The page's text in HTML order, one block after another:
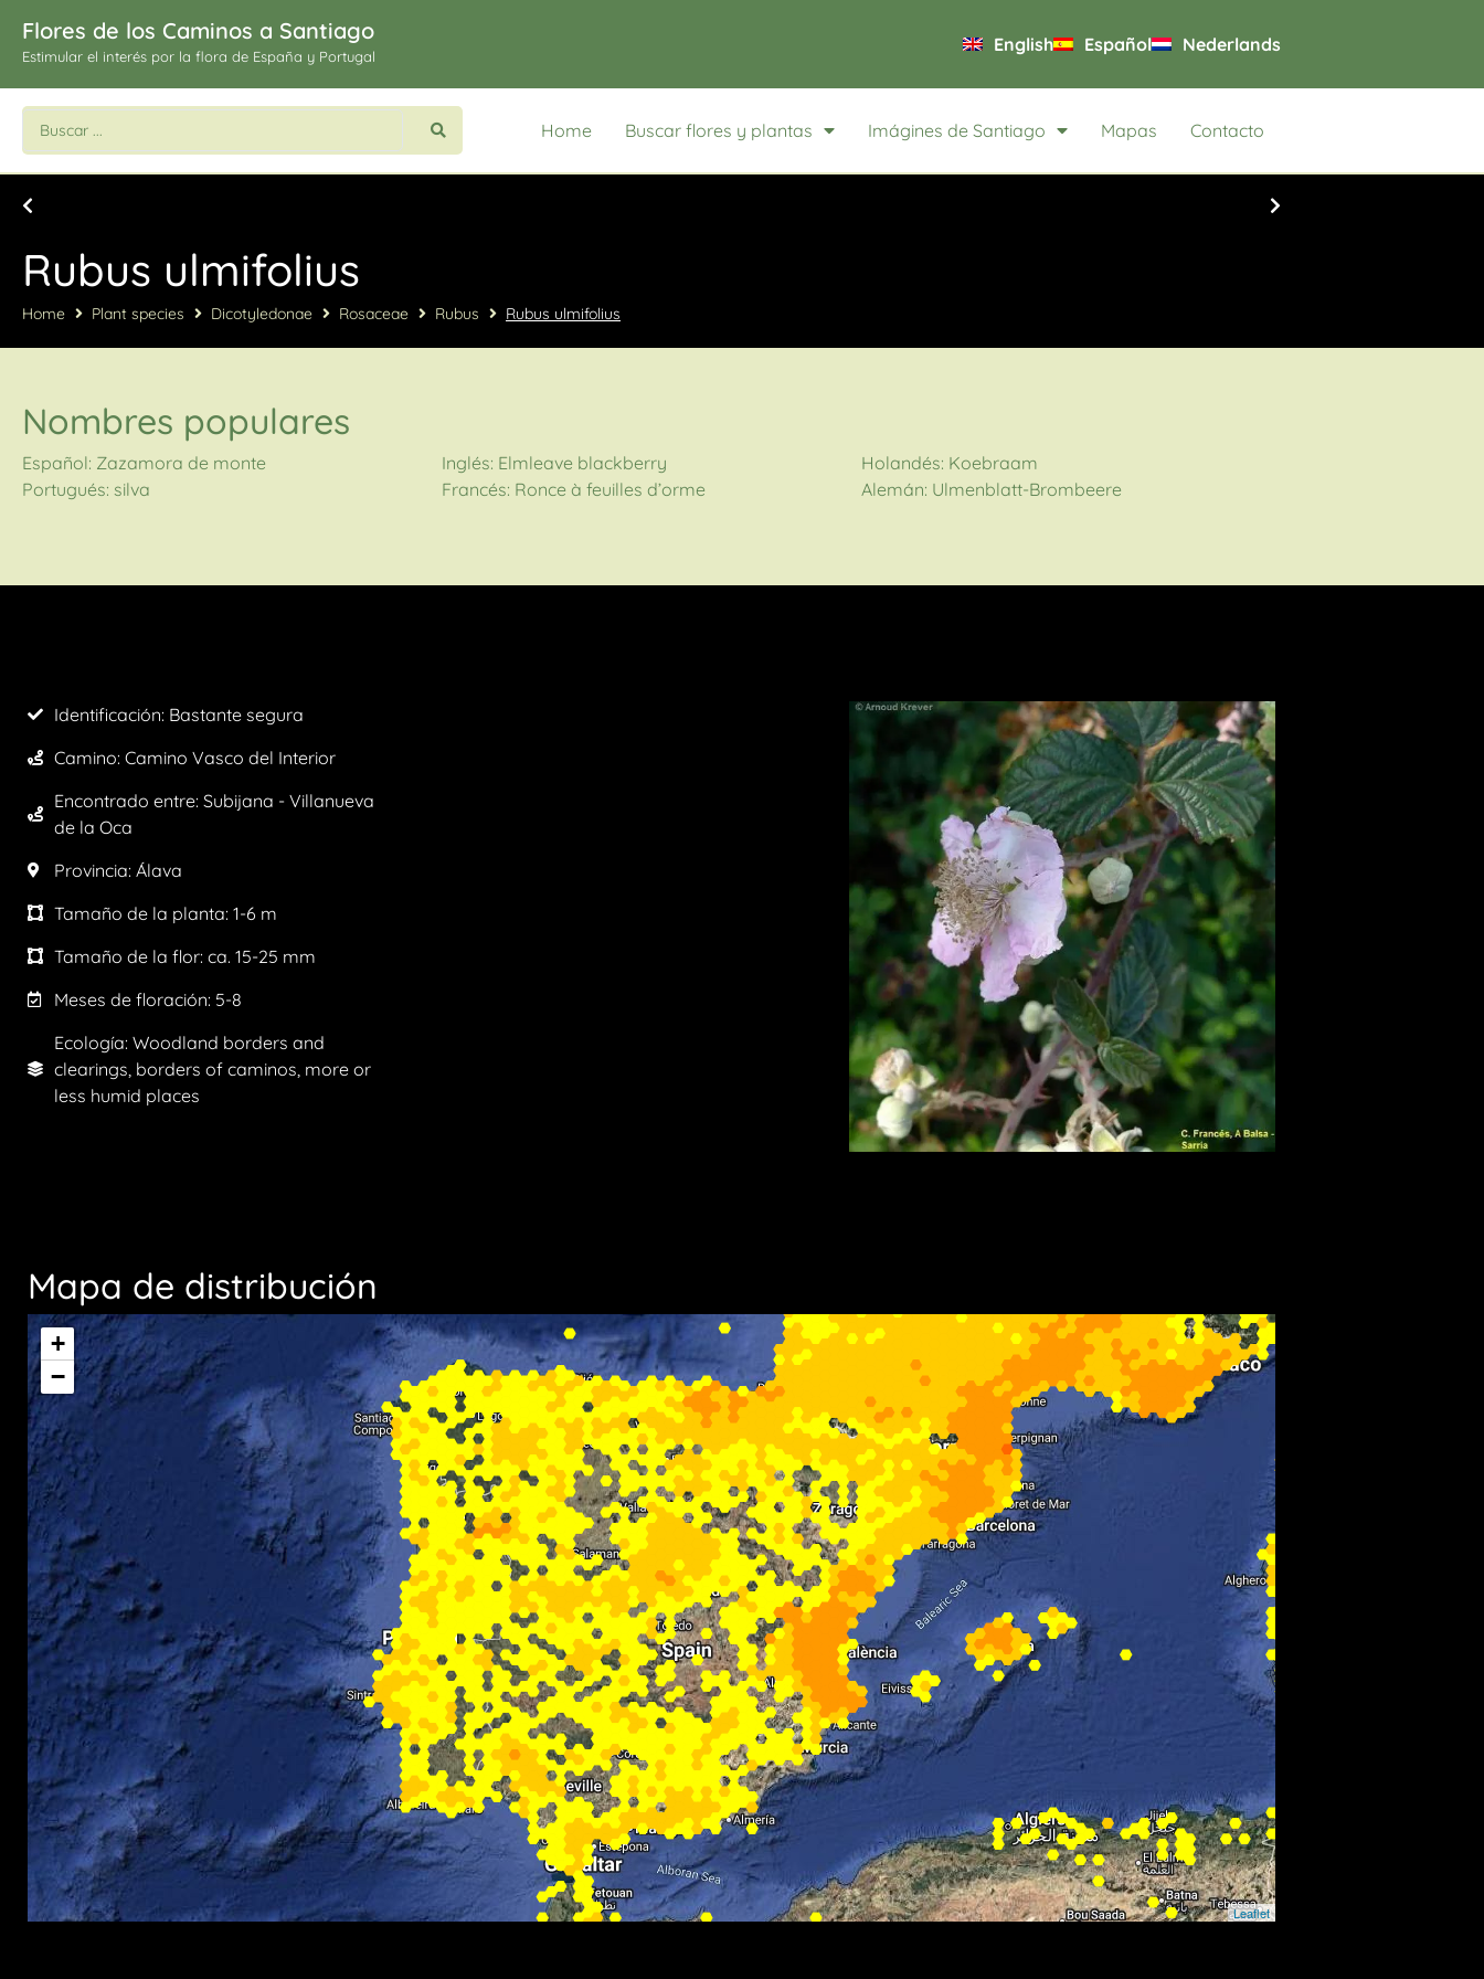
Flores de los Caminos a Santiago
Estimular el interés por la flora de España y Portugal
English Español Nederlands
Home Buscar flores y plantas Imágines de Santiago Mapas Contacto
Rubus ulmifolius
Home Plant species Dicotyledonae Rosaceae Rubus Rubus ulmifolius
Nombres populares
Español: Zazamora de monte Inglés: Elmleave blackberry
Holandés: Koebraam
Portugués: silva
Francés: Ronce à feuilles d’orme Alemán: Ulmenblatt-Brombeere
Identificación: Bastante segura
Camino: Camino Vasco del Interior
Encontrado entre: Subijana - Villanueva
de la Oca
Provincia: Álava
Tamaño de la planta: 1-6 m
Tamaño de la flor: ca. 15-25 mm
Meses de floración: 5-8
Ecología: Woodland borders and
clearings, borders of caminos, more or
less humid places
Mapa de distribución
+
−
Leaflet